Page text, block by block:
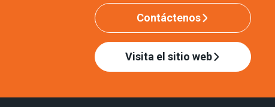
Contáctenos
Visita el sitio web